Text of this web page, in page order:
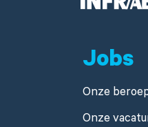
Jobs
Onze
Onze